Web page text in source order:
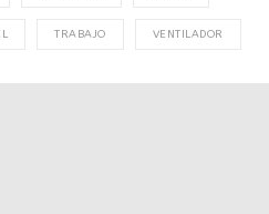
TRABAJO VENTILADOR